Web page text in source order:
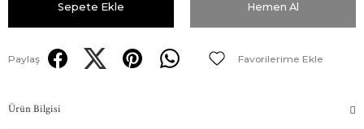
Sepete Ekle Hemen Al
Paylaş
Ürün Bilgisi